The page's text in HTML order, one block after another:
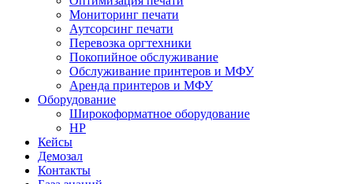
Мониторинг печати
Аутсорсинг печати
Перевозка оргтехники
Покопийное обслуживание
Обслуживание принтеров и МФУ
Аренда принтеров и МФУ
Оборудование
Широкоформатное оборудование
HP
Кейсы
Демозал
Контакты